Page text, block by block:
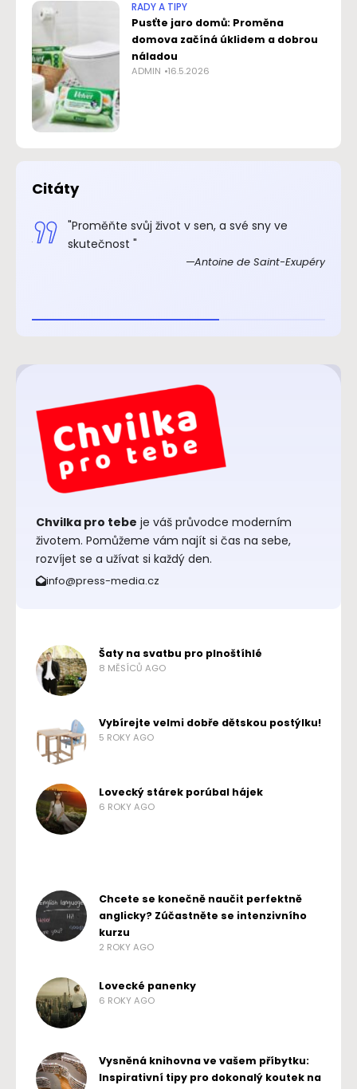
RADY A TIPY
Pusťte jaro domů: Proměna
domova začíná úklidem a dobrou
náladou
ADMIN 16.5.2026
Citáty
"Proměňte svůj život v sen, a své sny ve
skutečnost "
Antoine de Saint-Exupéry
Chvilka pro tebe je váš průvodce moderním
životem. Pomůžeme vám najít si čas na sebe,
rozvíjet se a užívat si každý den.
info@press-media.cz
Šaty na svatbu pro plnoštíhlé
8 MĚSÍCŮ AGO
Vybírejte velmi dobře dětskou postýlku!
5 ROKY AGO
Lovecký stárek porúbal hájek
6 ROKY AGO
Chcete se konečně naučit perfektně
anglicky? Zúčastněte se intenzivního
kurzu
2 ROKY AGO
Lovecké panenky
6 ROKY AGO
Vysněná knihovna ve vašem příbytku:
Inspirativní tipy pro dokonalý koutek na